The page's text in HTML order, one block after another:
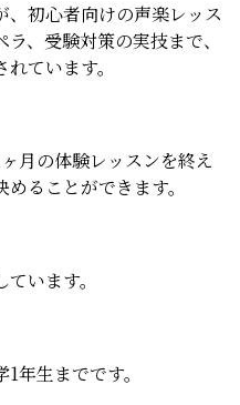
、初心者向けの声楽レッス
、受験対策の実技まで、
ています。
月の体験レッスンを終え
ることができます。
います。
年生までです。